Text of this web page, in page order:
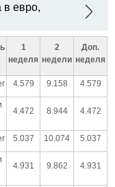
в евро,
1
неделя
2
недели
Доп.
неделя
4.579 9.158 4.579
4.472 8.944 4.472
5.037 10.074 5.037
4.931 9.862 4.931